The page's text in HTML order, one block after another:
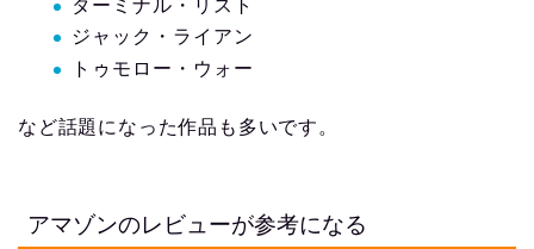
ターミナル・リスト
ジャック・ライアン
トゥモロー・ウォー
など話題になった作品も多いです。
アマゾンのレビューが参考になる